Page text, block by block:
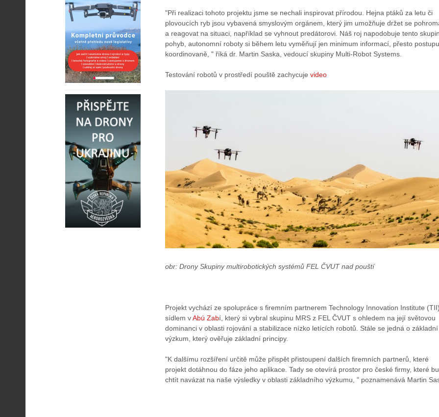
"Při realizaci tohoto projektu jsme se nechali inspirovat přírodou. Hejna ptáků za letu či
plovoucích ryb jsou vybavená smyslovým orgánem, který jim umožňuje držet se
a reagovat na situaci, například se vyhnout predátorovi. Náš roj napodobuje tento
pohyb, autonomní roboty si během letu vyměňují jen minimum informací, přesto
koordinovaně, " říká dr. Martin Saska, vedoucí skupiny Multi-Robot Systems.
Testování robotů v prostředí pouště zachycuje video
obr: Drony Skupiny multirobotických systémů FEL ČVUT nad pouští
Projekt vychází ze spolupráce s firemním partnerem Technology Innovation Institute
sídlem vAbú Zabí, který si vybral skupinu MRS z FEL ČVUT s ohledem na její světovou
dominanci v oblasti rojování a stabilizace nízko letících robotů. Stále se jedná o základní
výzkum, který ověřuje základní principy.
"K dalšímu rozšíření určitě může přispět přistoupení dalších firemních partnerů, které
projekt dotáhnou do fáze jeho aplikace. Tady se otevírá prostor pro české firmy, které
chtít navázat na naše výsledky v oblasti základního výzkumu, " poznamenává Martin